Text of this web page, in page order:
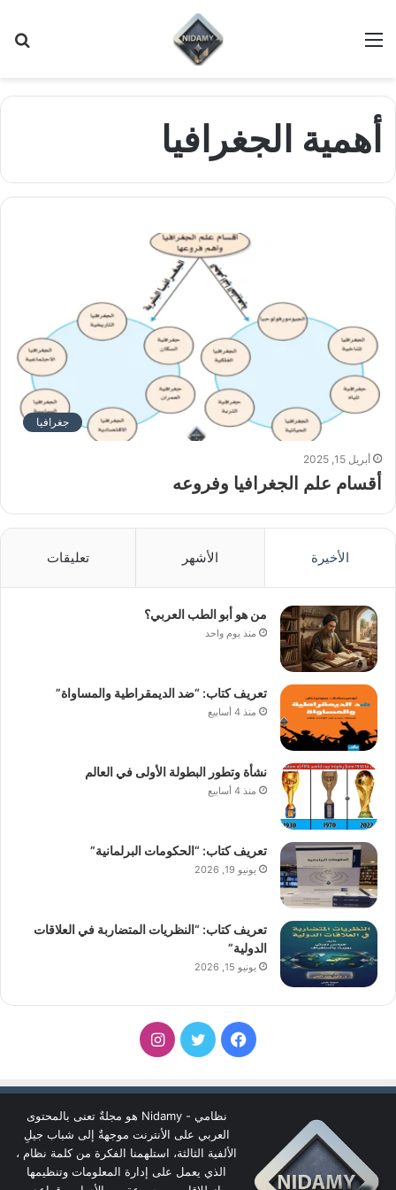
القائمة
أهمية الجغرافيا
جغرافيا
أبريل 15, 2025
أقسام علم الجغرافيا وفروعه
الأخيرة الأشهر تعليقات
من هو أبو الطب العربي؟
منذ يوم واحد
تعريف كتاب: “ضد الديمقراطية والمساواة”
منذ 4 أسابيع
نشأة وتطور البطولة الأولى في العالم
منذ 4 أسابيع
تعريف كتاب: “الحكومات البرلمانية”
يونيو 19, 2026
تعريف كتاب: “النظريات المتضاربة في العلاقات
الدولية”
يونيو 15, 2026
فيسبوكتويتر انستقرام
نظامي - Nidamy هو مجلةٌ تعنى بالمحتوى
العربي على الأنترنت موجهةٌ إلى شباب جيلِ
الألفية الثالثة، استلهمنا الفكرة من كلمة نظام ،
الذي يعمل على إدارة المعلومات وتنظيمها